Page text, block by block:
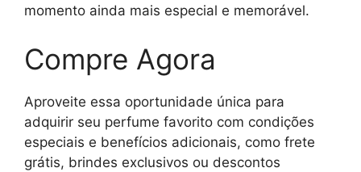
momento ainda mais especial e memorável.
Compre Agora
Aproveite essa oportunidade única para
adquirir seu perfume favorito com condições
especiais e benefícios adicionais, como frete
grátis, brindes exclusivos ou descontos